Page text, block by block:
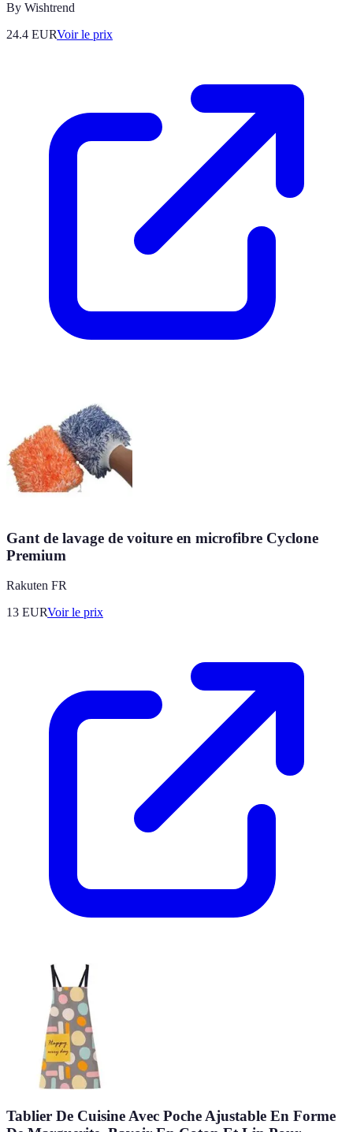
By Wishtrend
24.4 EURVoir le prix
Gant de lavage de voiture en microfibre Cyclone
Premium
Rakuten FR
13 EURVoir le prix
Tablier De Cuisine Avec Poche Ajustable En Forme